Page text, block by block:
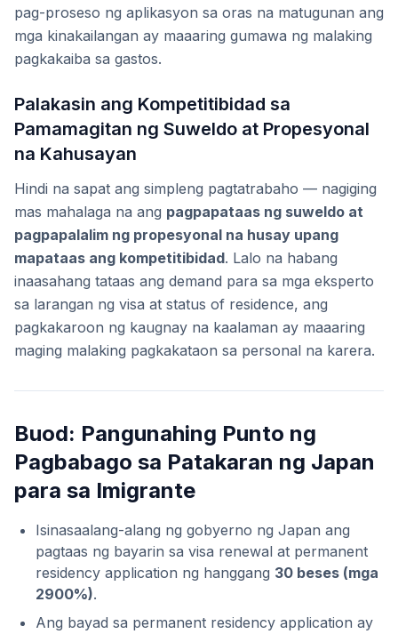
pag-proseso ng aplikasyon sa oras na matugunan ang
mga kinakailangan ay maaaring gumawa ng malaking
pagkakaiba sa gastos.
Palakasin ang Kompetitibidad sa
Pamamagitan ng Suweldo at Propesyonal
na Kahusayan
Hindi na sapat ang simpleng pagtatrabaho — nagiging
mas mahalaga na ang pagpapataas ng suweldo at
pagpapalalim ng propesyonal na husay upang
mapataas ang kompetitibidad. Lalo na habang
inaasahang tataas ang demand para sa mga eksperto
sa larangan ng visa at status of residence, ang
pagkakaroon ng kaugnay na kaalaman ay maaaring
maging malaking pagkakataon sa personal na karera.
Buod: Pangunahing Punto ng
Pagbabago sa Patakaran ng Japan
para sa Imigrante
Isinasaalang-alang ng gobyerno ng Japan ang
pagtaas ng bayarin sa visa renewal at permanent
residency application ng hanggang 30 beses (mga
2900%).
Ang bayad sa permanent residency application ay